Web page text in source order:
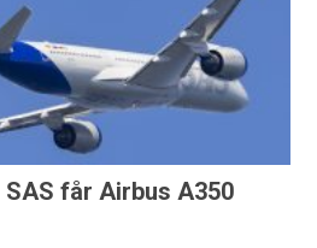
får Airbus A350